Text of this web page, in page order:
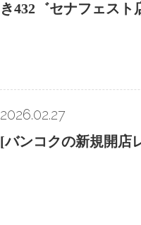
き432゛セナフェスト
2026.02.27
[バンコクの新規開店